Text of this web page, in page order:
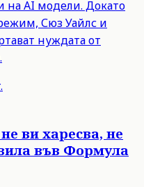
AI модели. Докато
Сюз Уайлс и
нуждата от
ви харесва, не
във Формула